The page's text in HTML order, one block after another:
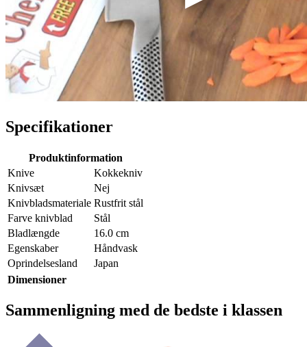
Specifikationer
Produktinformation
Knive
Kokkekniv
Knivsæt
Nej
Knivbladsmateriale Rustfrit stål
Farve knivblad
Stål
Bladlængde
16.0 cm
Egenskaber
Håndvask
Oprindelsesland
Japan
Dimensioner
Sammenligning med de bedste i klassen